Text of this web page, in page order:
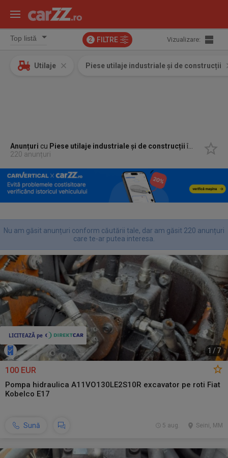
2 FILTRE Vizualizare:
Utilaje Piese utilaje industriale și de construcții
Anunțuri cu Piese utilaje industriale și de construcțiiîn
Ilba,
220 anunțuri
Nu am găsit anunțuri conform căutării tale, dar am găsit 220 anunțuri
care te-ar putea interesa.
1 / 7
100 EUR
Pompa hidraulica A11VO130LE2S10R excavator pe roti Fiat
Kobelco E17
Sună Seini, MM
5 aug.